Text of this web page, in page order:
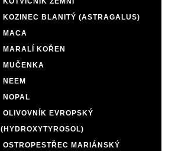
KOZINEC BLANITÝ (ASTRAGALUS)
MACA
MARALÍ KOŘEN
MUČENKA
NEEM
NOPAL
OLIVOVNÍK EVROPSKÝ
(HYDROXYTYROSOL)
OSTROPESTŘEC MARIÁNSKÝ